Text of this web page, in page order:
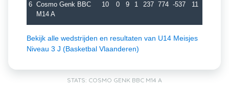
6 Cosmo Genk BBC
M14 A
10 0 9 1 237 774 -537 11
Bekijk alle wedstrijden en resultaten van U14 Meisjes
Niveau 3 J (Basketbal Vlaanderen)
STATS: COSMO GENK BBC M14 A